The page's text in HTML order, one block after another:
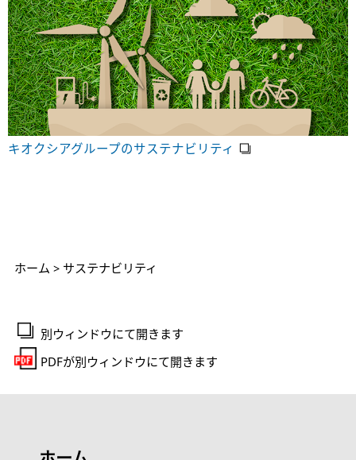
キオクシアグループのサステナビリティ
ホーム > サステナビリティ
別ウィンドウにて開きます
PDFが別ウィンドウにて開きます